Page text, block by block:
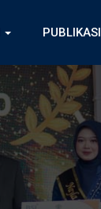
PUBLIKASI